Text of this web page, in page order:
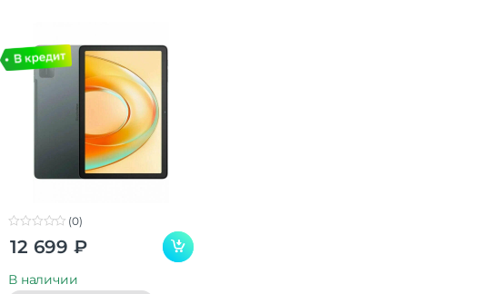
o
(0)
12 699 ₽
В наличии